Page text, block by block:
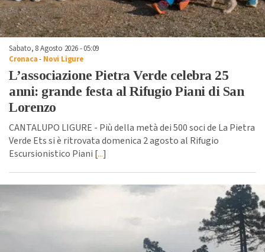
Sabato, 8 Agosto 2026 - 05:09
Cronaca- Novi Ligure
L’associazione Pietra Verde celebra 25
anni: grande festa al Rifugio Piani di San
Lorenzo
CANTALUPO LIGURE - Più della metà dei 500 soci de La Pietra
Verde Ets si è ritrovata domenica 2 agosto al Rifugio
Escursionistico Piani [...]